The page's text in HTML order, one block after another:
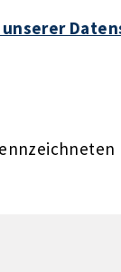
unserer